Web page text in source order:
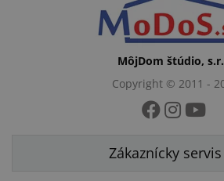
MôjDom štúdio,
Copyright © 2011 -
Zákaznícky servis